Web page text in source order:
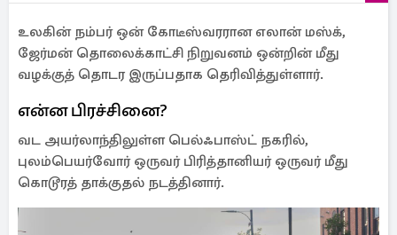
உலகின் நம்பர் ஒன் கோடீஸ்வரரான எலான் மஸ்க்,
ஜேர்மன் தொலைக்காட்சி நிறுவனம் ஒன்றின் மீது
வழக்குத் தொடர இருப்பதாக தெரிவித்துள்ளார்.
என்ன பிரச்சினை?
வட அயர்லாந்திலுள்ள பெல்ஃபாஸ்ட் நகரில்,
புலம்பெயர்வோர் ஒருவர் பிரித்தானியர் ஒருவர் மீது
கொடூரத் தாக்குதல் நடத்தினார்.